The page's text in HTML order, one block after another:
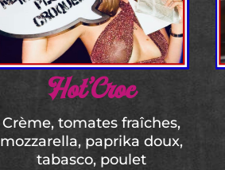
Hot’Croc
Crème, tomates fraîches,
mozzarella, paprika doux,
tabasco, poulet